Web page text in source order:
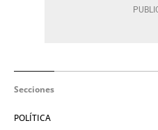
Secciones
POLÍTICA